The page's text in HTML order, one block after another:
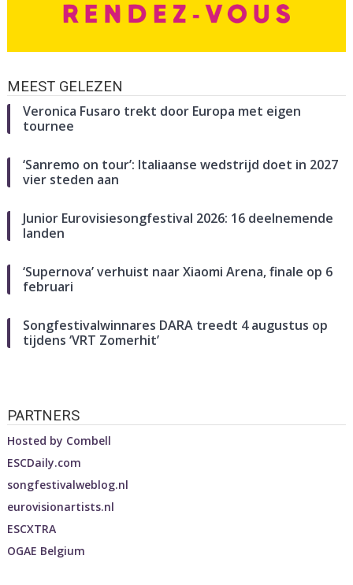
MEEST GELEZEN
Veronica Fusaro trekt door Europa met eigen
tournee
‘Sanremo on tour’: Italiaanse wedstrijd doet in 2027
vier steden aan
Junior Eurovisiesongfestival 2026: 16 deelnemende
landen
‘Supernova’ verhuist naar Xiaomi Arena, finale op 6
februari
Songfestivalwinnares DARA treedt 4 augustus op
tijdens ‘VRT Zomerhit’
PARTNERS
Hosted by Combell
ESCDaily.com
songfestivalweblog.nl
eurovisionartists.nl
ESCXTRA
OGAE Belgium